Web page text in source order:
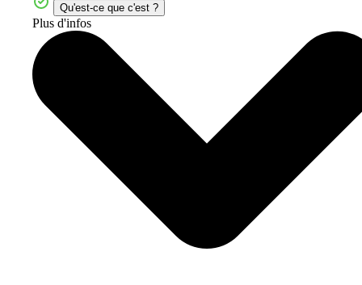
Qu'est-ce que c'est ?
Plus d'infos